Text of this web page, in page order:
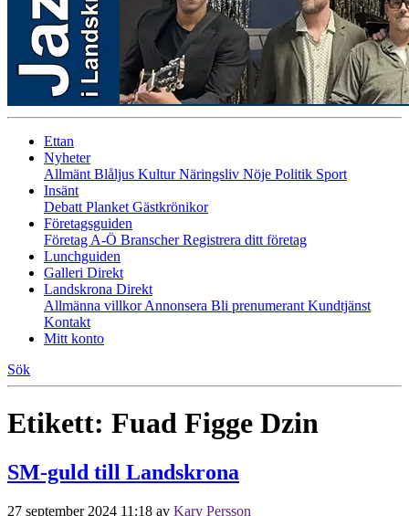
Ettan
Nyheter
Allmänt Blåljus KulturNäringsliv Nöje Politik Sport
Insänt
Debatt Planket Gästkrönikor
Företagsguiden
Företag A-Ö BranscherRegistrera ditt företag
Lunchguiden
Galleri Direkt
Landskrona Direkt
Allmänna villkorAnnonsera Bli prenumerant Kundtjänst
Kontakt
Mitt konto
Sök
Etikett: Fuad Figge Dzin
SM-guld till Landskrona
27 september 2024 11:18 av Kary Persson